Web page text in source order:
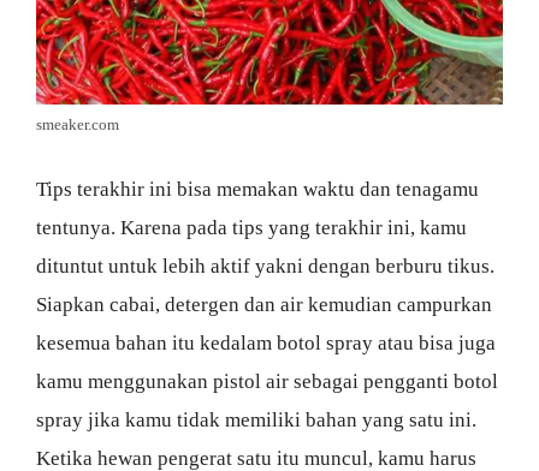
smeaker.com
Tips terakhir ini bisa memakan waktu dan tenagamu
tentunya. Karena pada tips yang terakhir ini, kamu
dituntut untuk lebih aktif yakni dengan berburu tikus.
Siapkan cabai, detergen dan air kemudian campurkan
kesemua bahan itu kedalam botol spray atau bisa juga
kamu menggunakan pistol air sebagai pengganti botol
spray jika kamu tidak memiliki bahan yang satu ini.
Ketika hewan pengerat satu itu muncul, kamu harus